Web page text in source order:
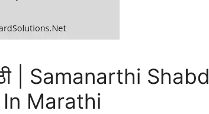
| Samanarthi Shabd
Marathi